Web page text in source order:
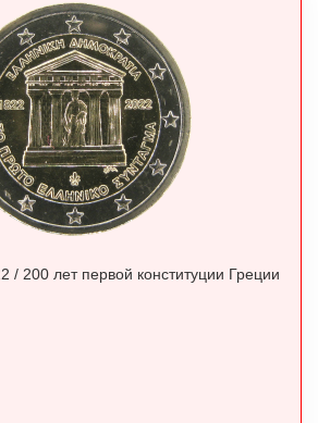
/ 200 лет первой конституции Греции